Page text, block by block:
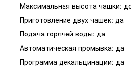
Максимальная высота чашки:
Приготовление двух чашек: да
Подача горячей воды: да
Автоматическая промывка: да
Программа декальцинации: да